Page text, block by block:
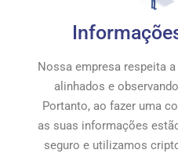
Nossa empresa respeita
alinhados e
Portanto, ao fazer uma
as suas informações
seguro e utilizamos